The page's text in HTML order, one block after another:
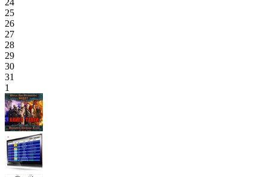
24
25
26
27
28
29
30
31
1